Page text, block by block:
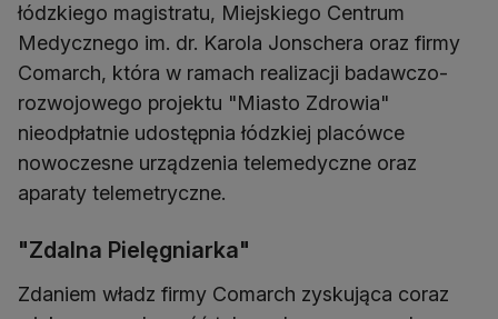
łódzkiego magistratu, Miejskiego Centrum
Medycznego im. dr. Karola Jonschera oraz firmy
Comarch, która w ramach realizacji badawczo-
rozwojowego projektu "Miasto Zdrowia"
nieodpłatnie udostępnia łódzkiej placówce
nowoczesne urządzenia telemedyczne oraz
aparaty telemetryczne.
"Zdalna Pielęgniarka"
Zdaniem władz firmy Comarch zyskująca coraz